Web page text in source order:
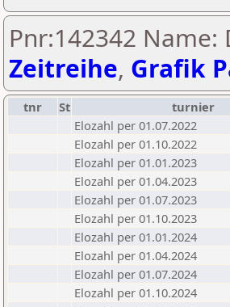
Pnr:142342
Zeitreihe, Grafik
tnr St turnier
Elozahl per 01.07.2022
Elozahl per 01.10.2022
Elozahl per 01.01.2023
Elozahl per 01.04.2023
Elozahl per 01.07.2023
Elozahl per 01.10.2023
Elozahl per 01.01.2024
Elozahl per 01.04.2024
Elozahl per 01.07.2024
Elozahl per 01.10.2024